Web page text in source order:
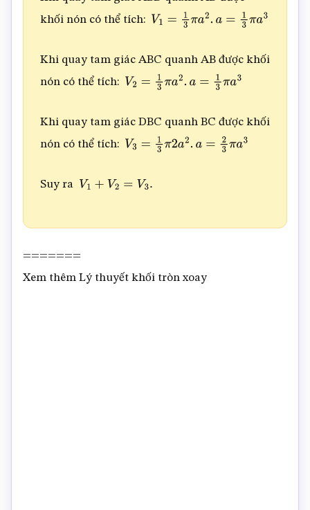
khối nón có thể tích:
V 1 =1 3π a2. a=1 3π a3
Khi quay tam giác ABC quanh AB được khối
nón có thể tích:
V 2 =1 3π a2. a=1 3π a3
Khi quay tam giác DBC quanh BC được khối
nón có thể tích:
V3 =1 3π 2a2. =2 3π a3
Suy ra V 1 + 2 = V3 .
=======
Xem thêm Lý thuyết khối tròn xoay